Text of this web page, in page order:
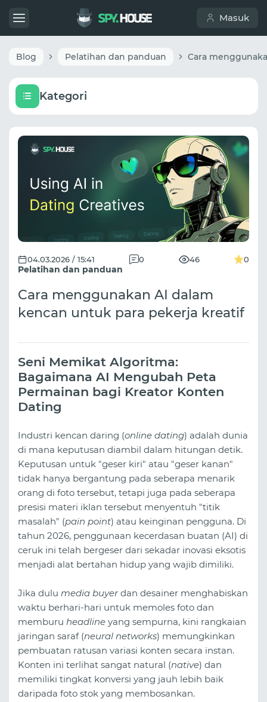
Masuk
Blog Pelatihan dan panduan
Kategori
Pelatihan dan panduan
04.03.2026 / 15:41 0 46 0
Cara menggunakan AI dalam
kencan untuk para pekerja kreatif
Seni Memikat Algoritma:
Bagaimana AI Mengubah Peta
Permainan bagi Kreator Konten
Dating
Industri kencan daring (online dating) adalah dunia
di mana keputusan diambil dalam hitungan detik.
Keputusan untuk "geser kiri" atau "geser kanan"
tidak hanya bergantung pada seberapa menarik
orang di foto tersebut, tetapi juga pada seberapa
presisi materi iklan tersebut menyentuh "titik
masalah" (pain point) atau keinginan pengguna. Di
tahun 2026, penggunaan kecerdasan buatan (AI) di
ceruk ini telah bergeser dari sekadar inovasi eksotis
menjadi alat bertahan hidup yang wajib dimiliki.
Jika dulu media buyerdan desainer menghabiskan
waktu berhari-hari untuk memoles foto dan
memburu headline yang sempurna, kini rangkaian
jaringan saraf (neural networks) memungkinkan
pembuatan ratusan variasi konten secara instan.
Konten ini terlihat sangat natural (native) dan
memiliki tingkat konversi yang jauh lebih baik
daripada foto stok yang membosankan.